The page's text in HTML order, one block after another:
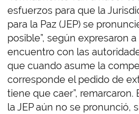
esfuerzos para que la
para la Paz (JEP) se
posible”, según expresaron
encuentro con las
que cuando asume la
corresponde el pedido de
tiene que caer”, remarcaron.
la JEP aún no se pronunció,